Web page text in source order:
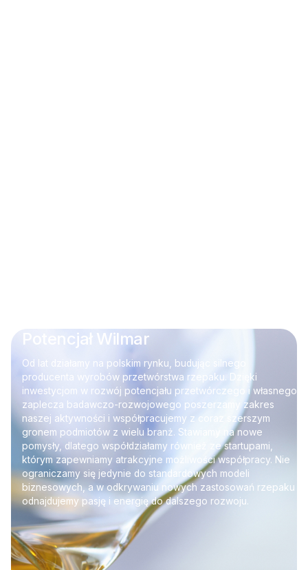
Potencjał Wilmar
Od lat działamy na polskim rynku, budując silnego
producenta wyrobów przetwórstwa rzepaku. Dzięki
inwestycjom w rozwój potencjału przetwórczego i własnego
zaplecza badawczo-rozwojowego poszerzamy zakres
naszej aktywności i współpracujemy z coraz szerszym
gronem podmiotów z wielu branż. Stawiamy na nowe
pomysły, dlatego współdziałamy również ze startupami,
którym zapewniamy atrakcyjne możliwości współpracy. Nie
ograniczamy się jedynie do standardowych modeli
biznesowych, a w odkrywaniu nowych zastosowań rzepaku
odnajdujemy pasję i energię do dalszego rozwoju.